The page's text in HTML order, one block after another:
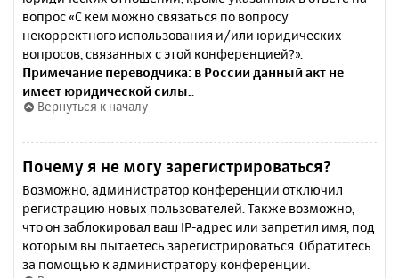
вопрос «С кем можно связаться по вопросу
некорректного использования и/или юридических
вопросов, связанных с этой конференцией?».
Примечание переводчика: в России данный акт не
имеет юридической силы.
Вернуться к началу
Почему я не могу зарегистрироваться?
Возможно, администратор конференции отключил
регистрацию новых пользователей. Также возможно,
что он заблокировал ваш IP-адрес или запретил имя, под
которым вы пытаетесь зарегистрироваться. Обратитесь
за помощью к администратору конференции.